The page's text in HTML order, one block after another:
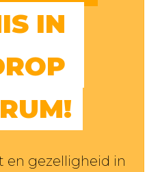
IN
en gezelligheid in